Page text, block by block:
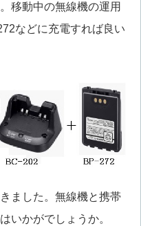
移動中の無線機の運用
などに充電すれば良い
ました。無線機と携帯
いかがでしょうか。